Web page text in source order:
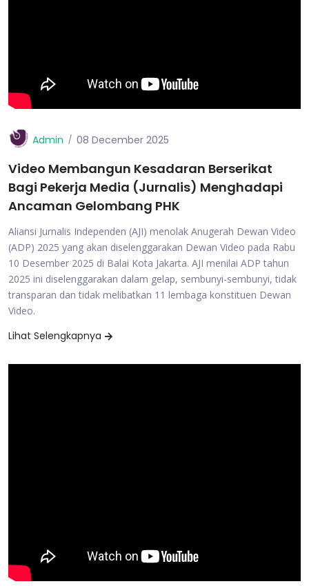
Admin 08 December 2025
Video Membangun Kesadaran Berserikat
Bagi Pekerja Media (Jurnalis) Menghadapi
Ancaman Gelombang PHK
Aliansi Jurnalis Independen (AJI) menolak Anugerah Dewan Video
(ADP) 2025 yang akan diselenggarakan Dewan Video pada Rabu
10 Desember 2025 di Balai Kota Jakarta. AJI menilai ADP tahun
2025 ini diselenggarakan dalam gelap, sembunyi-sembunyi, tidak
transparan dan tidak melibatkan 11 lembaga konstituen Dewan
Video.
Lihat Selengkapnya